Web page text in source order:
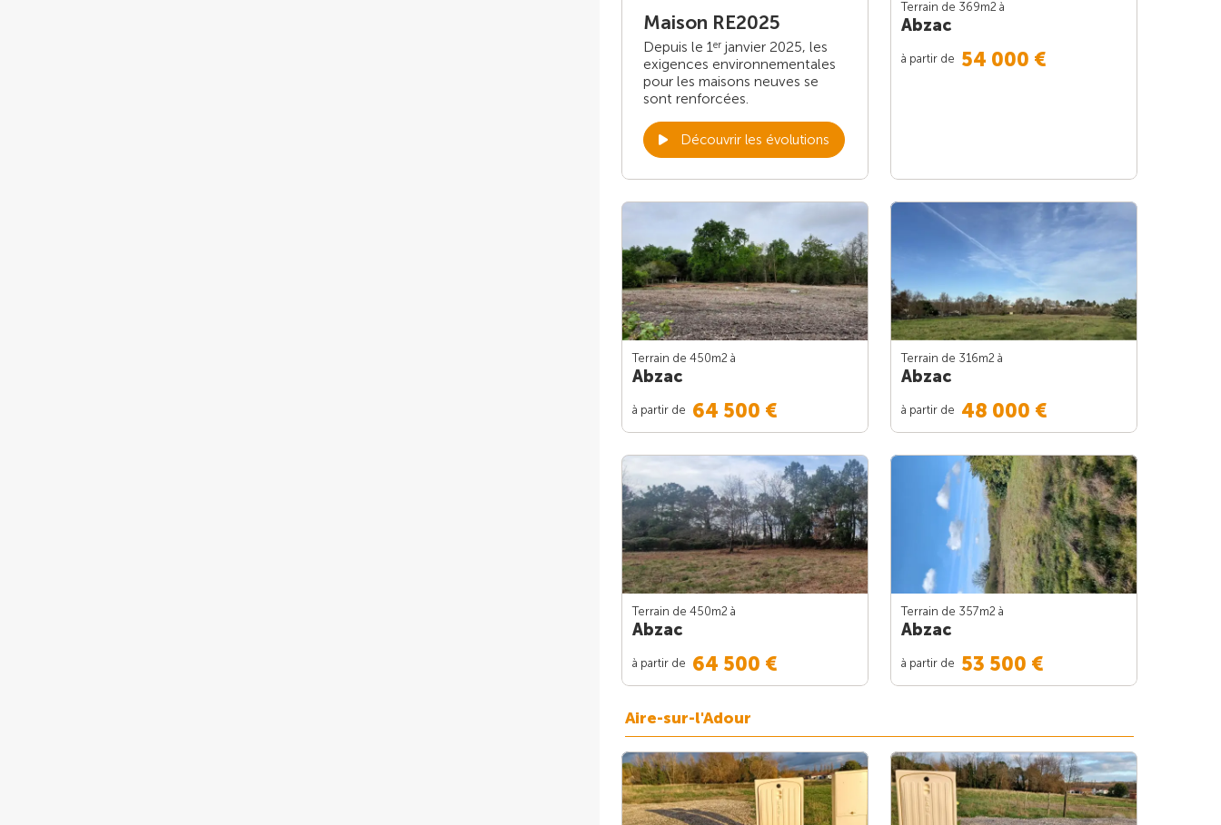
Maison RE2025
Depuis le 1er janvier 2025, les
exigences environnementales
pour les maisons neuves se
sont renforcées.
Découvrir les évolutions
Terrain de 369m2 à
Abzac
à partir de 54 000 €
Terrain de 450m2 à
Abzac
à partir de 64 500 €
Terrain de 316m2 à
Abzac
à partir de 48 000 €
Terrain de 450m2 à
Abzac
à partir de 64 500 €
Terrain de 357m2 à
Abzac
à partir de 53 500 €
Aire-sur-l'Adour